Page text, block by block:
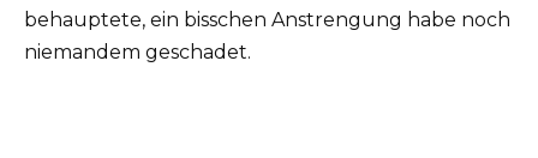
behauptete, ein bisschen Anstrengung habe noch
niemandem geschadet.